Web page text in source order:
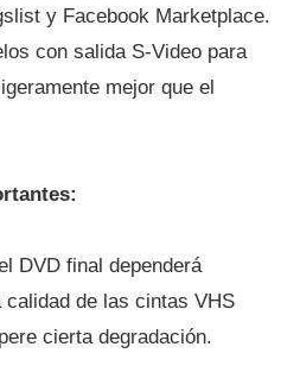
y Facebook Marketplace.
con salida S-Video para
mejor que el
DVD final dependerá
de las cintas VHS
cierta degradación.